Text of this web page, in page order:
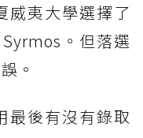
威夷大學選擇了
。但落選
。
最後有沒有錄取